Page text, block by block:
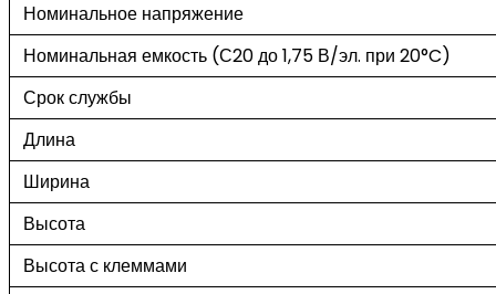
Номинальное напряжение
Номинальная емкость (С20 до 1,75 В/эл. при 20°C)
Срок службы
Длина
Ширина
Высота
Высота с клеммами